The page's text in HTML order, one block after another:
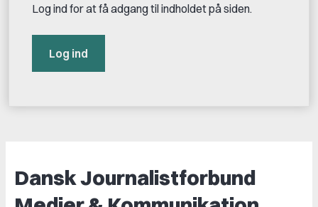
Log ind for at få adgang til indholdet på siden.
Log ind
Dansk Journalistforbund